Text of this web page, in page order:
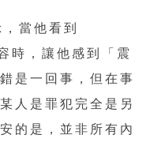
當他看到
時，讓他感到「震
是一回事，但在事
人是罪犯完全是另
的是，並非所有內